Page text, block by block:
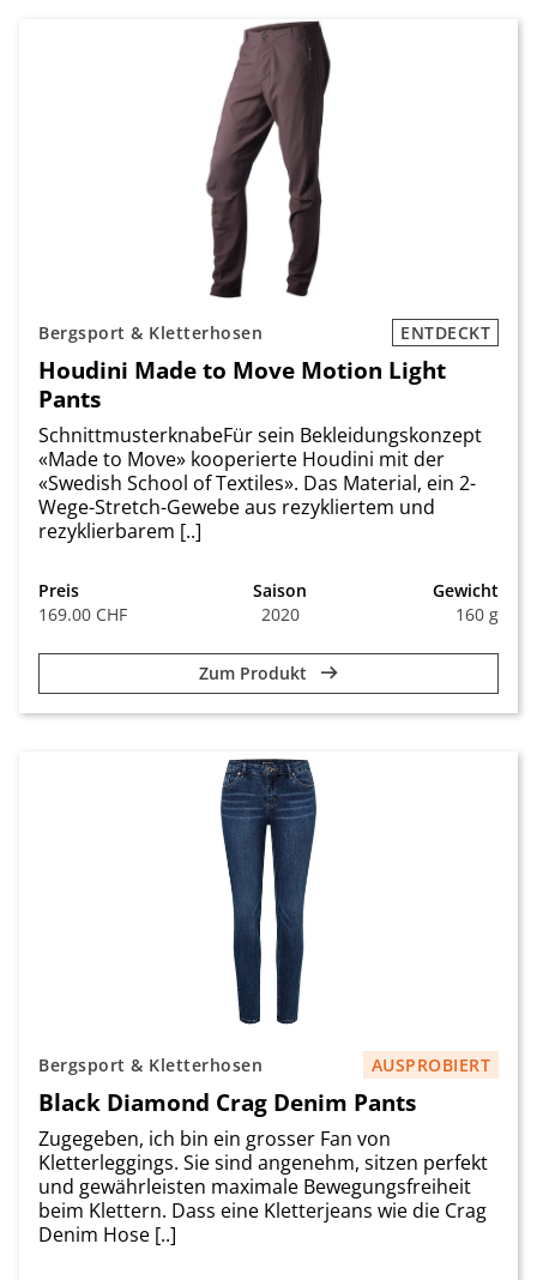
Bergsport & Kletterhosen ENTDECKT
Houdini Made to Move Motion Light
Pants
SchnittmusterknabeFür sein Bekleidungskonzept
«Made to Move» kooperierte Houdini mit der
«Swedish School of Textiles». Das Material, ein 2-
Wege-Stretch-Gewebe aus rezy­kliertem und
rezyklierbarem [..]
Preis
169.00 CHF
Saison
2020
Gewicht
160 g
Zum Produkt
Bergsport & Kletterhosen AUSPROBIERT
Black Diamond Crag Denim Pants
Zugegeben, ich bin ein grosser Fan von
Kletterleggings. Sie sind angenehm, sitzen perfekt
und gewährleisten maximale Bewegungsfreiheit
beim Klettern. Dass eine Kletterjeans wie die Crag
Denim Hose [..]